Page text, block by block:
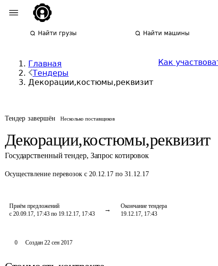
Найти грузы Найти машины
Главная
Тендеры
Декорации,костюмы,реквизит
Как
Тендер завершён Несколько поставщиков
Декорации,костюмы,реквизит
Государственный тендер, Запрос котировок
Осуществление перевозок с 20.12.17 по 31.12.17
Приём предложений
с 20.09.17, 17:43 по 19.12.17, 17:43
Окончание тендера
19.12.17, 17:43
0 Создан 22 сен 2017